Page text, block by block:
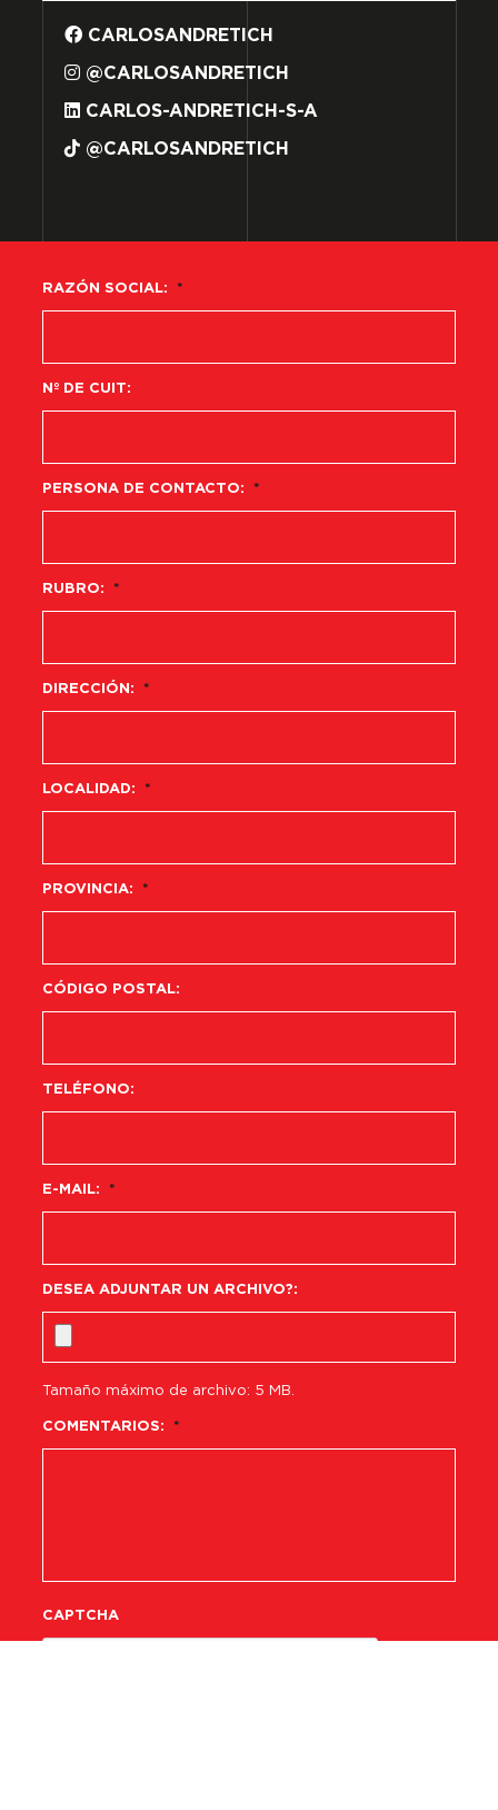
CARLOSANDRETICH
@CARLOSANDRETICH
CARLOS-ANDRETICH-S-A
@CARLOSANDRETICH
RAZÓN SOCIAL: *
Nº DE CUIT:
PERSONA DE CONTACTO: *
RUBRO: *
DIRECCIÓN: *
LOCALIDAD: *
PROVINCIA: *
CÓDIGO POSTAL:
TELÉFONO:
E-MAIL: *
DESEA ADJUNTAR UN ARCHIVO?:
Tamaño máximo de archivo: 5 MB.
COMENTARIOS: *
CAPTCHA